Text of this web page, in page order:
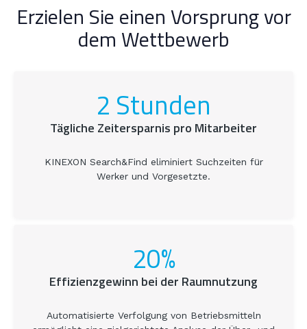
Erzielen Sie einen Vorsprung vor
dem Wettbewerb
2 Stunden
Tägliche Zeitersparnis pro Mitarbeiter
KINEXON Search&Find eliminiert Suchzeiten für
Werker und Vorgesetzte.
20%
Effizienzgewinn bei der Raumnutzung
Automatisierte Verfolgung von Betriebsmitteln